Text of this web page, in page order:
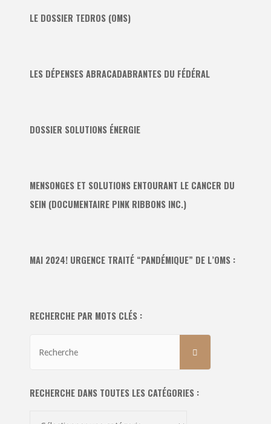
LE DOSSIER TEDROS (OMS)
LES DÉPENSES ABRACADABRANTES DU FÉDÉRAL
DOSSIER SOLUTIONS ÉNERGIE
MENSONGES ET SOLUTIONS ENTOURANT LE CANCER DU
SEIN (DOCUMENTAIRE PINK RIBBONS INC.)
MAI 2024! URGENCE TRAITÉ “PANDÉMIQUE” DE L’OMS :
RECHERCHE PAR MOTS CLÉS :
RECHERCHE
RECHERCHE DANS TOUTES LES CATÉGORIES :